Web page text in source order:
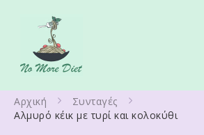
No More Diet
Αρχική
Συνταγές
Αλμυρό κέικ με τυρί και κολοκύθι